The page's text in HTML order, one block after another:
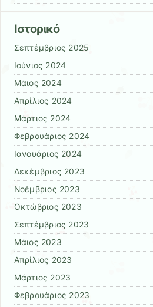
Ιστορικό
Σεπτέμβριος 2025
Ιούνιος 2024
Μάιος 2024
Απρίλιος 2024
Μάρτιος 2024
Φεβρουάριος 2024
Ιανουάριος 2024
Δεκέμβριος 2023
Νοέμβριος 2023
Οκτώβριος 2023
Σεπτέμβριος 2023
Μάιος 2023
Απρίλιος 2023
Μάρτιος 2023
Φεβρουάριος 2023